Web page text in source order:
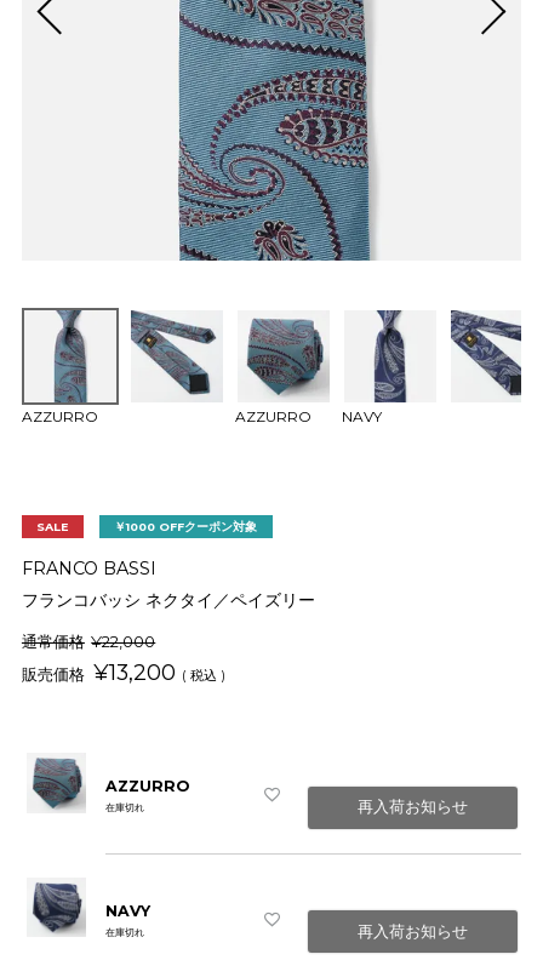
AZZURRO AZZURRO NAVY
SALE ￥1000 OFFクーポン対象
FRANCO BASSI
フランコバッシ ネクタイ／ペイズリー
通常価格 ¥22,000
¥13,200 税込
AZZURRO
在庫切れ 再入荷お知らせ
NAVY
在庫切れ 再入荷お知らせ